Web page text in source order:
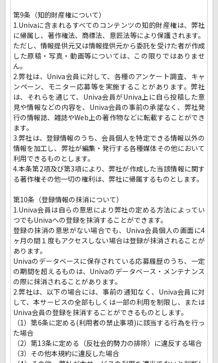
第9条（知的財産権について）
1.Univaに含まれるすべてのコンテンツの知的財産権は、弊社
に帰属し、著作権法、商標法、意匠法等により保護されます。
ただし、情報提供元又は情報提供元から委託を受けた者が作成
した原稿・写真・動画等については、この限りではありませ
ん。
2.弊社は、Univa会員に対して、各種のアンケート調査、キャ
ンペーン、モニター応募等を実施することがあります。弊社
は、それらを通じて、Univa会員がUniva上に自ら投稿した意
見や情報などの内容を、Univa会員の事前の承諾なく、弊社発
行の情報誌、雑誌やWeb上の著作物などに転載することができ
ます。
3.弊社は、登録情報のうち、会員個人を特定できる情報以外の
情報を加工し、弊社が編集・発行する各種媒体その他において
利用できるものとします。
4.本条第2項及び第3項により、弊社が作成した当該情報に関す
る著作権その他一切の権利は、弊社に帰属するものとします。
第10条（登録情報の抹消について）
1.Univa会員は自らの意思により弊社の定める方法によってい
つでもUnivaへの登録を抹消することができます。
登録の抹消の意思がない場合でも、Univa会員個人の画面に4
ヶ月の間１度もアクセスしない場合は登録が抹消されることが
あります。
Univaのデータベースに保存されている応募履歴のうち、一定
の期間を超えるものは、Univaのデータベース・メンテナンス
の際に抹消されることがあります。
2.弊社は、以下の場合には、事前の通知なく、Univa会員に対
して、本サービスの全部もしくは一部の利用を制限し、または
Univa会員の登録を抹消することができるものとします。
（1）第6条に定める(利用者の禁止事項)に該当する行為を行っ
た場合
（2）第13条に定める（反社会的勢力の排除）に違反する場合
（3）その他本規約に違反した場合